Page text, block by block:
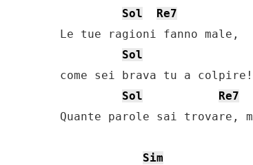
Sol
Re7
Le tue ragioni fanno male,
Sol
come sei brava tu a colpire!
Sol
Re7
Quante parole sai trovare,
Sim